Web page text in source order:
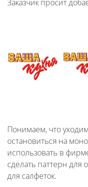
Заказчик просит
Понимаем, что
остановиться на
использовать в
сделать паттерн
для салфеток.